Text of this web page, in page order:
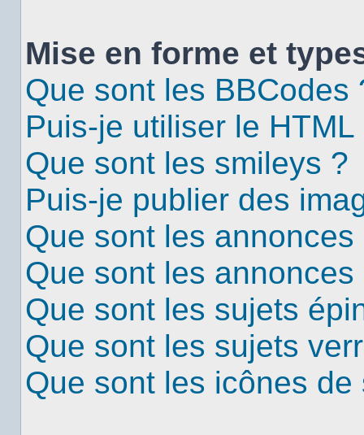
Mise en forme et
Que sont les BBCodes
Puis-je utiliser le HTML
Que sont les smileys ?
Puis-je publier des
Que sont les
Que sont les annonces
Que sont les sujets
Que sont les sujets
Que sont les icônes de